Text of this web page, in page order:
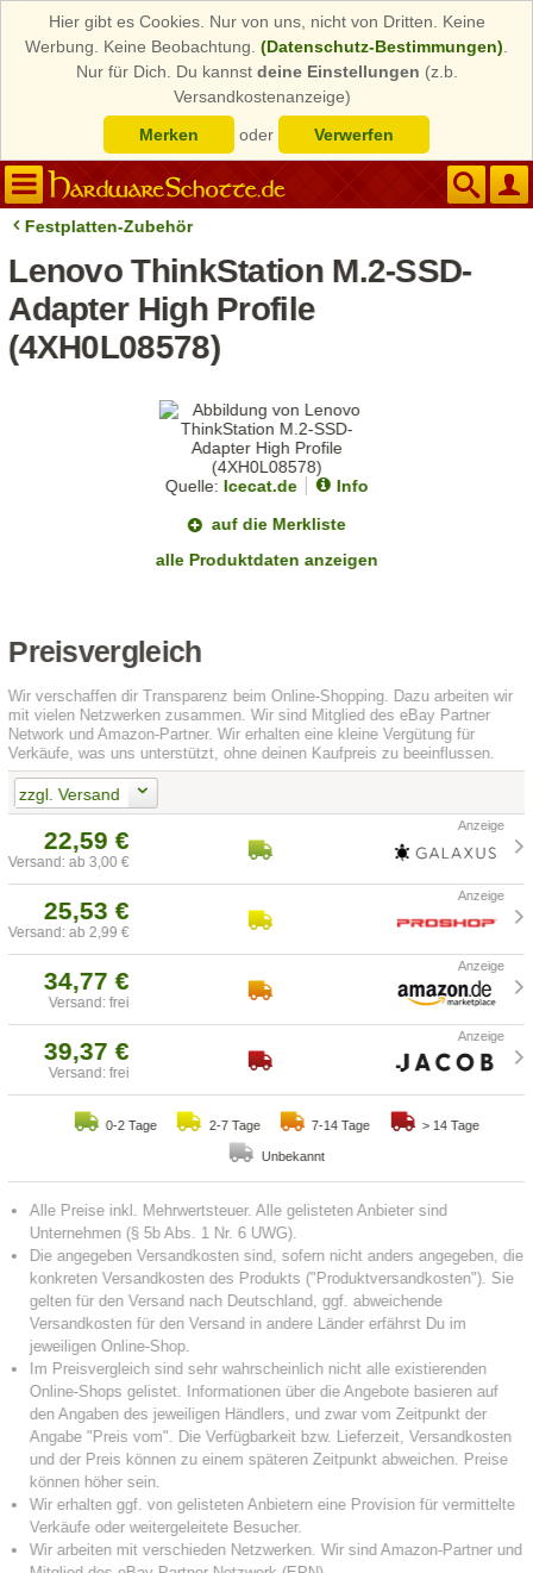
Hier gibt es Cookies. Nur von uns, nicht von Dritten. Keine
Werbung. Keine Beobachtung. (Datenschutz-Bestimmungen)
Nur für Dich. Du kannst deine Einstellungen (z.b.
Versandkostenanzeige)
Merken
oder Verwerfen
Festplatten-Zubehör
Lenovo ThinkStation M.2-SSD-
Adapter High Profile
(4XH0L08578)
Quelle: Icecat.de
Info
auf die Merkliste
alle Produktdaten anzeigen
Preisvergleich
Wir verschaffen dir Transparenz beim Online-Shopping. Dazu arbeiten wir
mit vielen Netzwerken zusammen. Wir sind Mitglied des eBay Partner
Network und Amazon-Partner. Wir erhalten eine kleine Vergütung für
Verkäufe, was uns unterstützt, ohne deinen Kaufpreis zu beeinflussen.
zzgl. Versand
22,59 €
Versand: ab 3,00 €
25,53 €
Versand: ab 2,99 €
34,77 €
Versand: frei
39,37 €
Versand: frei
0-2 Tage 2-7 Tage 7-14 Tage > 14 Tage
Unbekannt